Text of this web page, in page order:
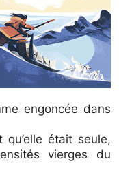
engoncée dans
était seule,
vierges du